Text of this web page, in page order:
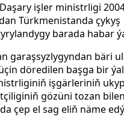
işler ministrligi
Türkmenistanda çykyş
barada habar
garaşsyzlygyndan bäri
döredilen başga bir
işgärleriniň
gözüni tozan bilen
çep el sag eliň näme